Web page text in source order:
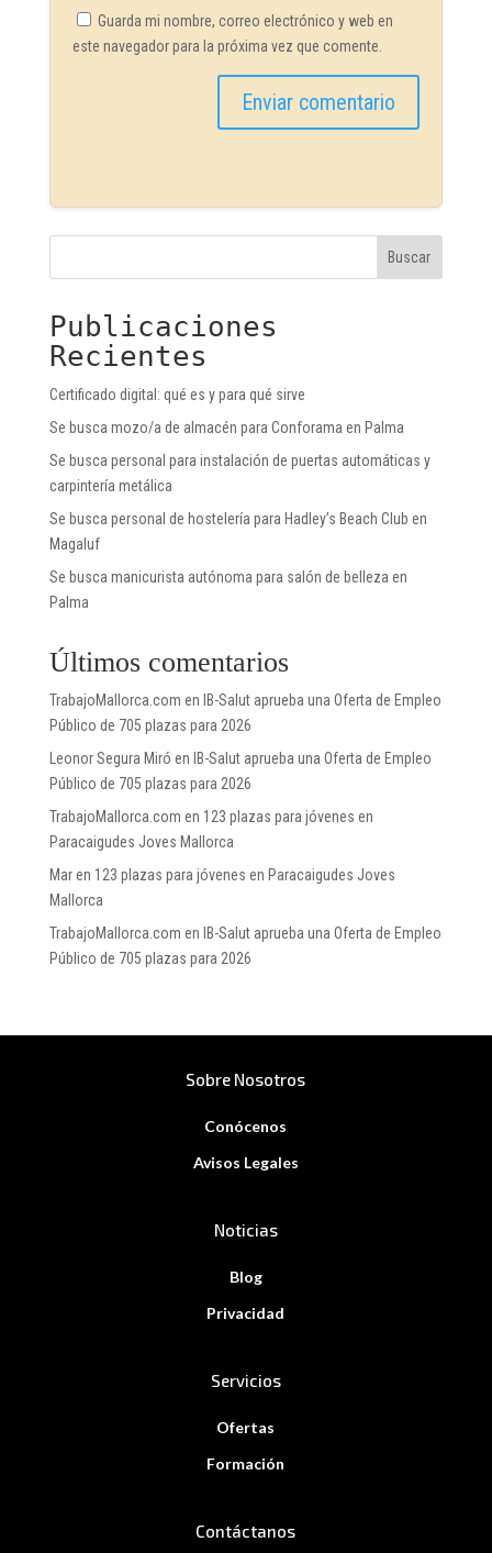
Guarda mi nombre, correo electrónico y web en
este navegador para la próxima vez que comente.
Buscar
Publicaciones
Recientes
Certificado digital: qué es y para qué sirve
Se busca mozo/a de almacén para Conforama en Palma
Se busca personal para instalación de puertas automáticas y
carpintería metálica
Se busca personal de hostelería para Hadley’s Beach Club en
Magaluf
Se busca manicurista autónoma para salón de belleza en
Palma
Últimos comentarios
TrabajoMallorca.com en IB-Salut aprueba una Oferta de Empleo
Público de 705 plazas para 2026
Leonor Segura Miró en IB-Salut aprueba una Oferta de Empleo
Público de 705 plazas para 2026
TrabajoMallorca.com en 123 plazas para jóvenes en
Paracaigudes Joves Mallorca
Maren 123 plazas para jóvenes en Paracaigudes Joves
Mallorca
TrabajoMallorca.com en IB-Salut aprueba una Oferta de Empleo
Público de 705 plazas para 2026
Sobre Nosotros
Conócenos
Avisos Legales
Noticias
Blog
Privacidad
Servicios
Ofertas
Formación
Contáctanos